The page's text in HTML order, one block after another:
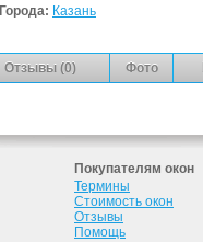
Города: Казань
Отзывы (0) Фото
Покупателям окон
Термины
Стоимость окон
Отзывы
Помощь